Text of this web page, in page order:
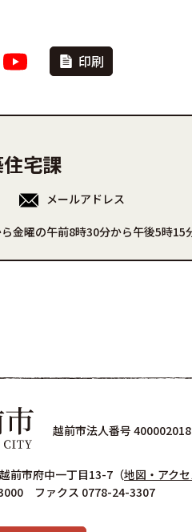
印刷
宅課
メールアドレス
金曜の午前8時30分から午後5時15
越前市法人番号
前市府中一丁目13-7 （地図・アク
ファクス 0778-24-3307